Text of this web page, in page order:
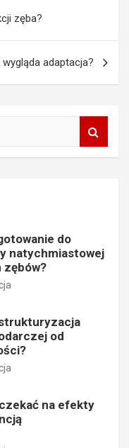
zęba?
adaptacja?
do
natychmiastowej
zębów?
od
na efekty